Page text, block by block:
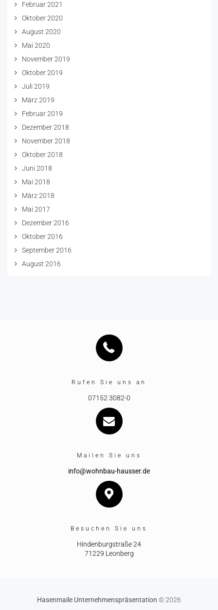
Februar 2021
Oktober 2020
August 2020
Mai 2020
November 2019
Oktober 2019
Juli 2019
März 2019
Februar 2019
Dezember 2018
November 2018
Oktober 2018
Juni 2018
Mai 2018
März 2018
Mai 2017
Dezember 2016
Oktober 2016
September 2016
August 2016
Rufen Sie uns an
07152 3082-0
Mailen Sie uns
info@wohnbau-hausser.de
Besuchen Sie uns
Hindenburgstraße 24
71229 Leonberg
Hasenmaile Unternehmenspräsentation © 2026